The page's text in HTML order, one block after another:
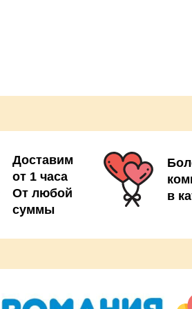
Доставим
от 1 часа
От любой
суммы
в